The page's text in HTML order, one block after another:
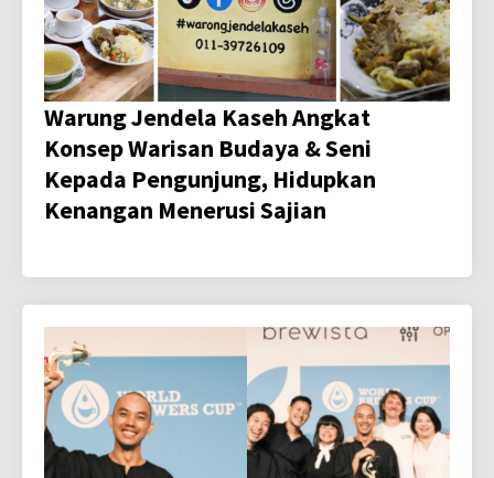
Warung Jendela Kaseh Angkat
Konsep Warisan Budaya & Seni
Kepada Pengunjung, Hidupkan
Kenangan Menerusi Sajian